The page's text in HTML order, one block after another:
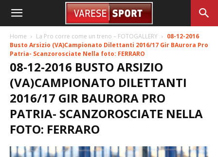
Home La Pro corre come un treno – FOTOGALLERY
08-12-2016
Busto Arsizio (VA)Campionato Dilettanti 2016/17 Gir BAurora Pro
Patria- Scanzorosciate Nella foto: FERRARO
08-12-2016 BUSTO ARSIZIO
(VA)CAMPIONATO DILETTANTI
2016/17 GIR BAURORA PRO
PATRIA- SCANZOROSCIATE NELLA
FOTO: FERRARO